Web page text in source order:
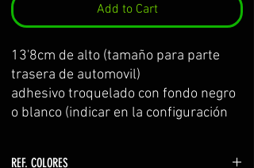
Add to Cart
13'8cm de alto (tamaño para parte
trasera de automovil)
adhesivo troquelado con fondo negro
o blanco (indicar en la configuración
REF. COLORES